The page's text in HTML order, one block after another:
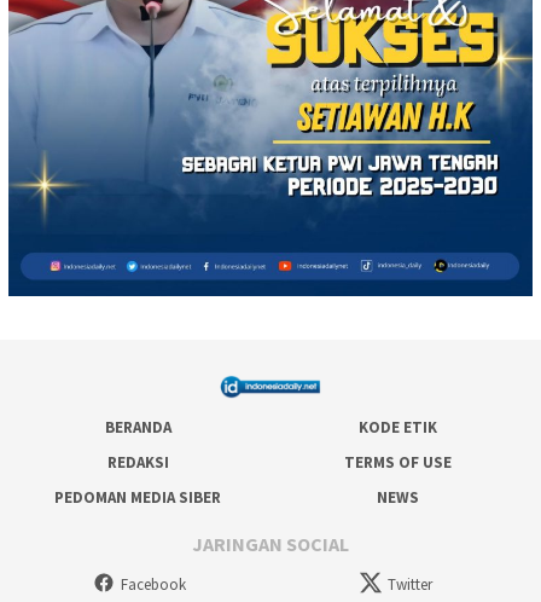
BERANDA
KODE ETIK
REDAKSI
TERMS OF USE
PEDOMAN MEDIA SIBER
NEWS
JARINGAN SOCIAL
Facebook Twitter